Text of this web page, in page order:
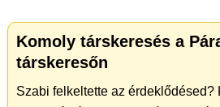
Komoly társkeresés a
társkeresőn
Szabi felkeltette az érdeklődésed?